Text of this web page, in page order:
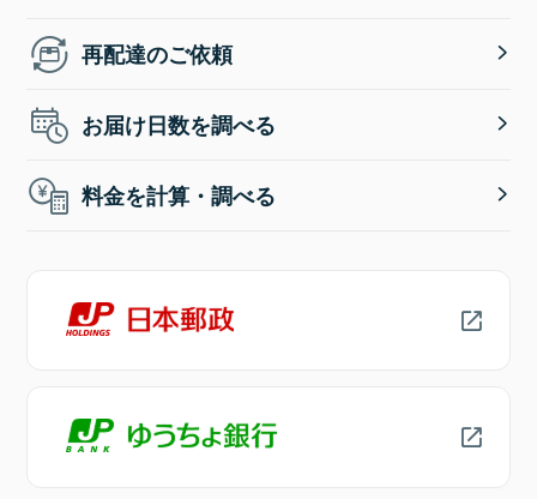
再配達のご依頼
お届け日数を調べる
料金を計算・調べる